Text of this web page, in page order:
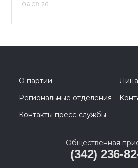
06.08.26
О партии
Региональные отделения
Контакты пресс-службы
Общественная
(342) 236-